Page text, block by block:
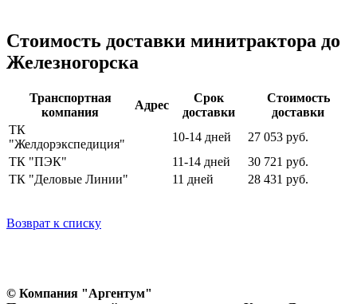
Стоимость доставки минитрактора до
Железногорска
Транспортная
компания
Адрес
Срок
доставки
Стоимость
доставки
ТК
"Желдорэкспедиция"
10-14 дней
27 053 руб.
ТК "ПЭК"
11-14 дней
30 721 руб.
ТК "Деловые Линии"
11 дней 28 431 руб.
Возврат к списку
© Компания "Аргентум"